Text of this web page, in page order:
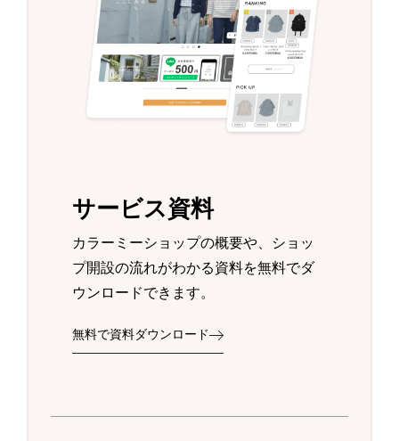
サービス資料
カラーミーショップの概要や、ショッ
プ開設の流れがわかる資料を無料でダ
ウンロードできます。
無料で資料ダウンロード